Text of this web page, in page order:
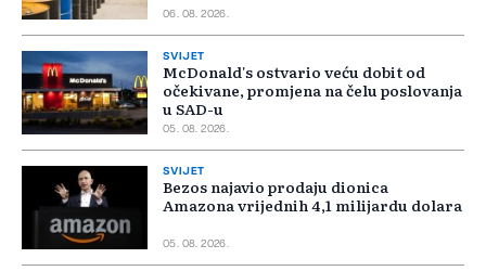
06. 08. 2026.
SVIJET
McDonald's ostvario veću dobit od
očekivane, promjena na čelu poslovanja
u SAD-u
05. 08. 2026.
SVIJET
Bezos najavio prodaju dionica
Amazona vrijednih 4,1 milijardu dolara
05. 08. 2026.